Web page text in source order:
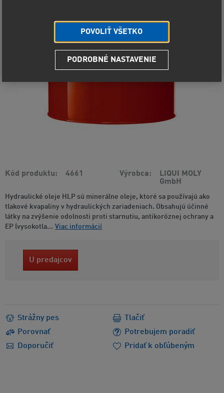
Kód produktu 4661 Výrobca
LIQUI MOLY
GmbH
Hydraulické oleje HLP sú minerálne oleje, ktoré sa používajú ako
tlakové kvapaliny v hydraulických zariadeniach. Obsahujú účinné
látky na zvýšenie odolnosti proti starnutiu, antikoróznej ochrany a
EP (vysokotla... Viac informácií
U predajcov
Strážny pes
Porovnať
Potrebujem poradiť
Doporučiť
Tlačiť
Pridať k obľúbeným
POVOLIŤ VŠETKO
PODROBNÉ NASTAVENIE